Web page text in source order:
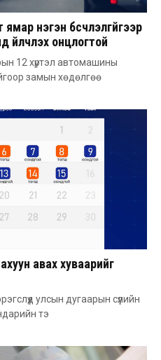
нэгэн бүсчлэлгүйгээр
үйлчлэх онцлогтой
12 хүртэл автомашины
замын хөдөлгөө
авах хуваарийг
улсын дугаарын сүүлийн
тэ